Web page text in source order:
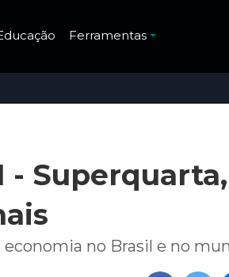
Ferramentas
- Superquarta,
no Brasil e no